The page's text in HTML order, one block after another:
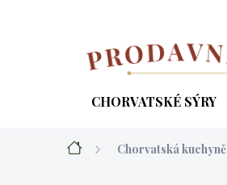
CHORVATSKÉ SÝRY
Domů Chorvatská kuchyně